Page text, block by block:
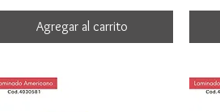
Agregar al carrito